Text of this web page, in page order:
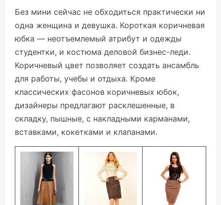
Без мини сейчас не обходиться практически ни
одна женщина и девушка. Короткая коричневая
юбка — неотъемлемый атрибут и одежды
студентки, и костюма деловой бизнес-леди.
Коричневый цвет позволяет создать ансамбль
для работы, учебы и отдыха. Кроме
классических фасонов коричневых юбок,
дизайнеры предлагают расклешенные, в
складку, пышные, с накладными карманами,
вставками, кокетками и клапанами.